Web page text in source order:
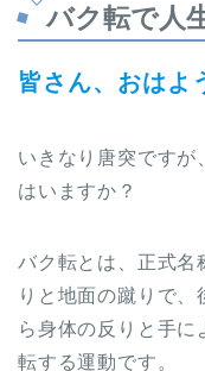
バク転で人
皆さん、おはよ
いきなり唐突ですが
はいますか？
バク転とは、正式名
りと地面の蹴りで
ら身体の反りと手に
転する運動です。